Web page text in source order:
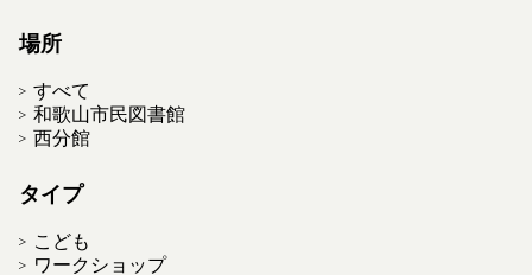
場所
すべて
和歌山市民図書館
西分館
タイプ
こども
ワークショップ